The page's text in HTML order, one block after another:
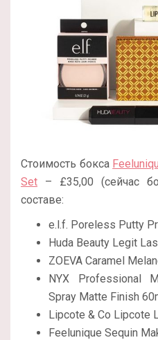
Стоимость бокса
Set – £35,00 (сейчас
составе:
e.l.f. Poreless Putty
Huda Beauty Legit
ZOEVA Caramel
NYX Professional
Spray Matte Finish
Lipcote & Co Lipcote
Feelunique Sequin